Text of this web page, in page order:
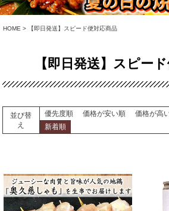
HOME 【即日発送】スピード便対応商品
【即日発送】スピー
並び替
え
優先度順 価格が安い順 価格が高
新着順